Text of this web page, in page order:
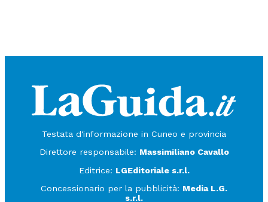
Testata d'informazione in Cuneo e provincia
Direttore responsabile: Massimiliano Cavallo
Editrice: LGEditoriale s.r.l.
Concessionario per la pubblicità: Media L.G.
s.r.l.